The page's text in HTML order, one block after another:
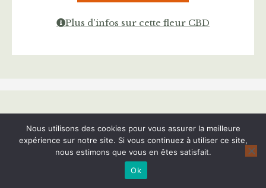
Plus d'infos sur cette fleur CBD
Suivez Cannanews !
Nous utilisons des cookies pour vous assurer la meilleure
expérience sur notre site. Si vous continuez à utiliser ce site,
nous estimons que vous en êtes satisfait.
Ok